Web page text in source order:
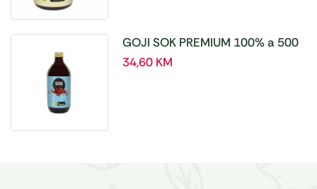
GOJI SOK PREMIUM 100% a 500
ml
34,60 KM